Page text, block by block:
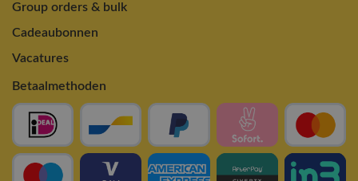
Group orders & bulk
Cadeaubonnen
Vacatures
Betaalmethoden